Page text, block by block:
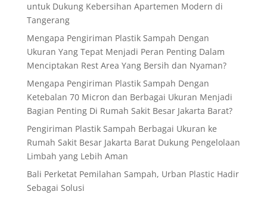
untuk Dukung Kebersihan Apartemen Modern di
Tangerang
Mengapa Pengiriman Plastik Sampah Dengan
Ukuran Yang Tepat Menjadi Peran Penting Dalam
Menciptakan Rest Area Yang Bersih dan Nyaman?
Mengapa Pengiriman Plastik Sampah Dengan
Ketebalan 70 Micron dan Berbagai Ukuran Menjadi
Bagian Penting Di Rumah Sakit Besar Jakarta Barat?
Pengiriman Plastik Sampah Berbagai Ukuran ke
Rumah Sakit Besar Jakarta Barat Dukung Pengelolaan
Limbah yang Lebih Aman
Bali Perketat Pemilahan Sampah, Urban Plastic Hadir
Sebagai Solusi